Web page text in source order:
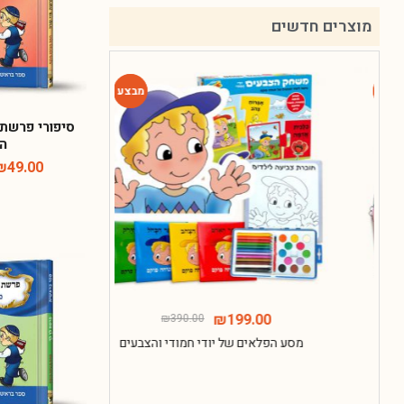
מוצרים חדשים
135.00
חבילת
-49%
-49%
₪390.00 ₪199.00
מסע הפלאים של יודי חמודי והצבעים
סיפורי
49.00